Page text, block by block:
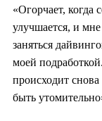
«Огорчает, когда
улучшается, и мне
заняться
моей
происходит
быть